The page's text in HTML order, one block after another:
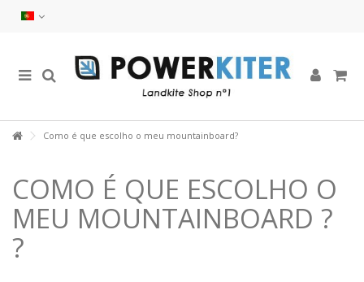
Como é que escolho o meu mountainboard?
COMO É QUE ESCOLHO O
MEU MOUNTAINBOARD ?
?